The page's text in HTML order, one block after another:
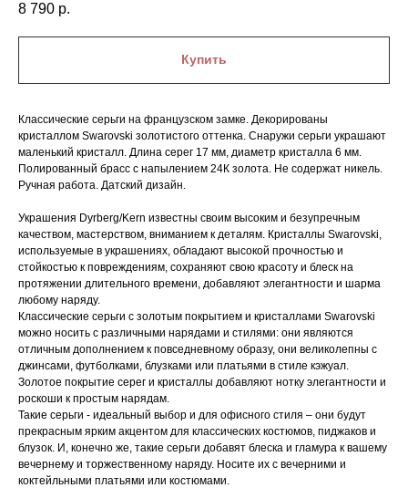
8 790 р.
Купить
Классические серьги на французском замке. Декорированы
кристаллом Swarovski золотистого оттенка. Снаружи серьги украшают
маленький кристалл. Длина серег 17 мм, диаметр кристалла 6 мм.
Полированный брасс с напылением 24К золота. Не содержат никель.
Ручная работа. Датский дизайн.
Украшения Dyrberg/Kern известны своим высоким и безупречным
качеством, мастерством, вниманием к деталям. Кристаллы Swarovski,
используемые в украшениях, обладают высокой прочностью и
стойкостью к повреждениям, сохраняют свою красоту и блеск на
протяжении длительного времени, добавляют элегантности и шарма
любому наряду.
Классические серьги с золотым покрытием и кристаллами Swarovski
можно носить с различными нарядами и стилями: они являются
отличным дополнением к повседневному образу, они великолепны с
джинсами, футболками, блузками или платьями в стиле кэжуал.
Золотое покрытие серег и кристаллы добавляют нотку элегантности и
роскоши к простым нарядам.
Такие серьги - идеальный выбор и для офисного стиля – они будут
прекрасным ярким акцентом для классических костюмов, пиджаков и
блузок. И, конечно же, такие серьги добавят блеска и гламура к вашему
вечернему и торжественному наряду. Носите их с вечерними и
коктейльными платьями или костюмами.